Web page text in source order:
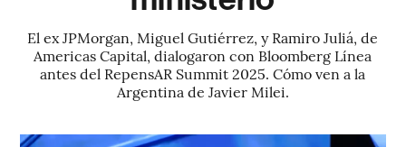
El ex JPMorgan, Miguel Gutiérrez, y Ramiro Juliá, de
Americas Capital, dialogaron con Bloomberg Línea
antes del RepensAR Summit 2025. Cómo ven a la
Argentina de Javier Milei.